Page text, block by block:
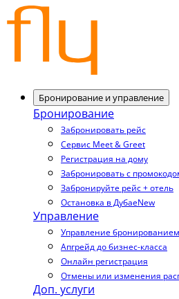
Бронирование и управление
Бронирование
Забронировать рейс
Сервис Meet & Greet
Регистрация на дому
Забронировать с
Забронируйте рейс + отель
Остановка в ДубаеNew
Управление
Управление бронированием
Апгрейд до бизнес-класса
Онлайн регистрация
Отмены или изменения
Доп. услуги